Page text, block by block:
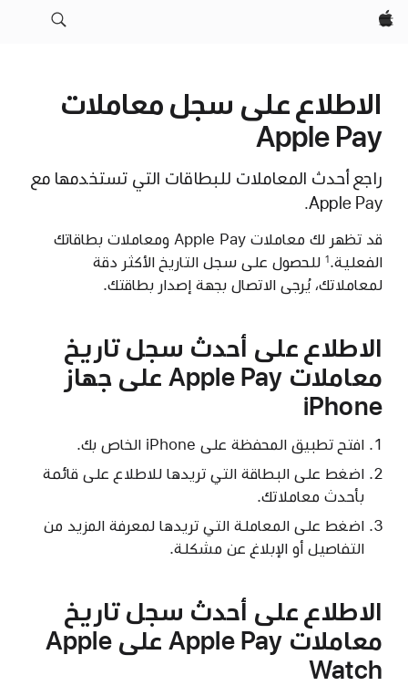
Apple‏
الاطلاع على سجل معاملات
Apple Pay
راجع أحدث المعاملات للبطاقات التي تستخدمها مع
Apple Pay.
قد تظهر لك معاملات Apple Pay ومعاملات بطاقاتك
الفعلية.1 للحصول على سجل التاريخ الأكثر دقة
لمعاملاتك، يُرجى الاتصال بجهة إصدار بطاقتك.
الاطلاع على أحدث سجل تاريخ
معاملات Apple Pay على جهاز
iPhone
افتح تطبيق المحفظة على iPhone الخاص بك.
اضغط على البطاقة التي تريدها للاطلاع على قائمة
بأحدث معاملاتك.
اضغط على المعاملة التي تريدها لمعرفة المزيد من
التفاصيل أو الإبلاغ عن مشكلة.
الاطلاع على أحدث سجل تاريخ
معاملات Apple Pay على Apple
Watch